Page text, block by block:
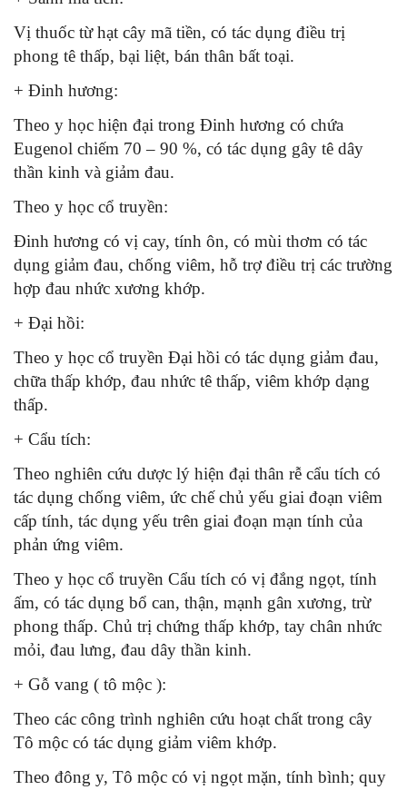
Vị thuốc từ hạt cây mã tiền, có tác dụng điều trị
phong tê thấp, bại liệt, bán thân bất toại.
+ Đinh hương:
Theo y học hiện đại trong Đinh hương có chứa
Eugenol chiếm 70 – 90 %, có tác dụng gây tê dây
thần kinh và giảm đau.
Theo y học cổ truyền:
Đinh hương có vị cay, tính ôn, có mùi thơm có tác
dụng giảm đau, chống viêm, hỗ trợ điều trị các trường
hợp đau nhức xương khớp.
+ Đại hồi:
Theo y học cổ truyền Đại hồi có tác dụng giảm đau,
chữa thấp khớp, đau nhức tê thấp, viêm khớp dạng
thấp.
+ Cẩu tích:
Theo nghiên cứu dược lý hiện đại thân rễ cẩu tích có
tác dụng chống viêm, ức chế chủ yếu giai đoạn viêm
cấp tính, tác dụng yếu trên giai đoạn mạn tính của
phản ứng viêm.
Theo y học cổ truyền Cẩu tích có vị đắng ngọt, tính
ấm, có tác dụng bổ can, thận, mạnh gân xương, trừ
phong thấp. Chủ trị chứng thấp khớp, tay chân nhức
mỏi, đau lưng, đau dây thần kinh.
+ Gỗ vang ( tô mộc ):
Theo các công trình nghiên cứu hoạt chất trong cây
Tô mộc có tác dụng giảm viêm khớp.
Theo đông y, Tô mộc có vị ngọt mặn, tính bình; quy